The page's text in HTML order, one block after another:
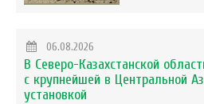
06.08.2026
В Северо-Казахстанской
с крупнейшей в Центральной
установкой